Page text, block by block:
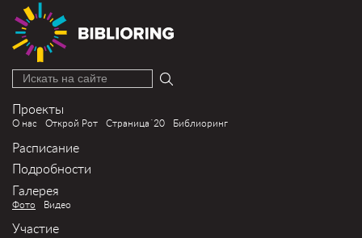
Искать на сайте
Проекты
О нас Открой Рот Страница´20 Библиоринг
Расписание
Подробности
Галерея
Фото Видео
Участие